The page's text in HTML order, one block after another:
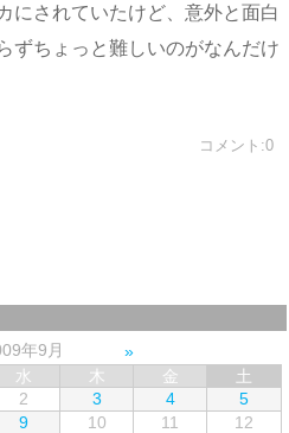
にされていたけど、意外と面白
ずちょっと難しいのがなんだけ
コメント:0
年9月
水 木 金
土
2 3 4
5
9 10 11
12